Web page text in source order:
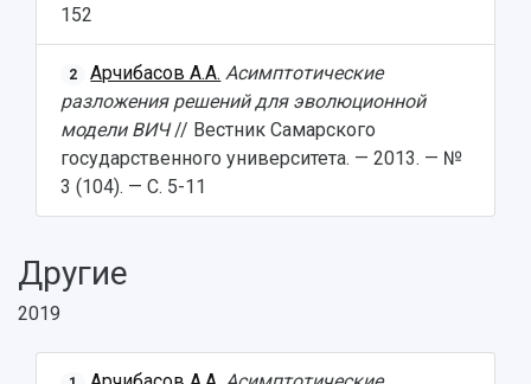
152
2 Арчибасов А.А. Асимптотические
разложения решений для эволюционной
модели ВИЧ// Вестник Самарского
государственного университета. — 2013. — №
3 (104). — С. 5-11
Другие
2019